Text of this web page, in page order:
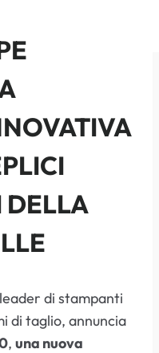
DELLA
di stampanti
di taglio, annuncia
, una nuova